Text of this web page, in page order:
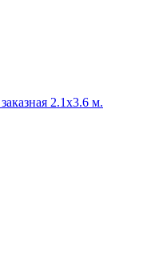
2.1х3.6 м.